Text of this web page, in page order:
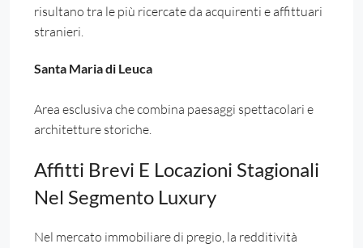
risultano tra le più ricercate da acquirenti e affittuari
stranieri.
Santa Maria di Leuca
Area esclusiva che combina paesaggi spettacolari e
architetture storiche.
Affitti Brevi E Locazioni Stagionali
Nel Segmento Luxury
Nel mercato immobiliare di pregio, la redditività